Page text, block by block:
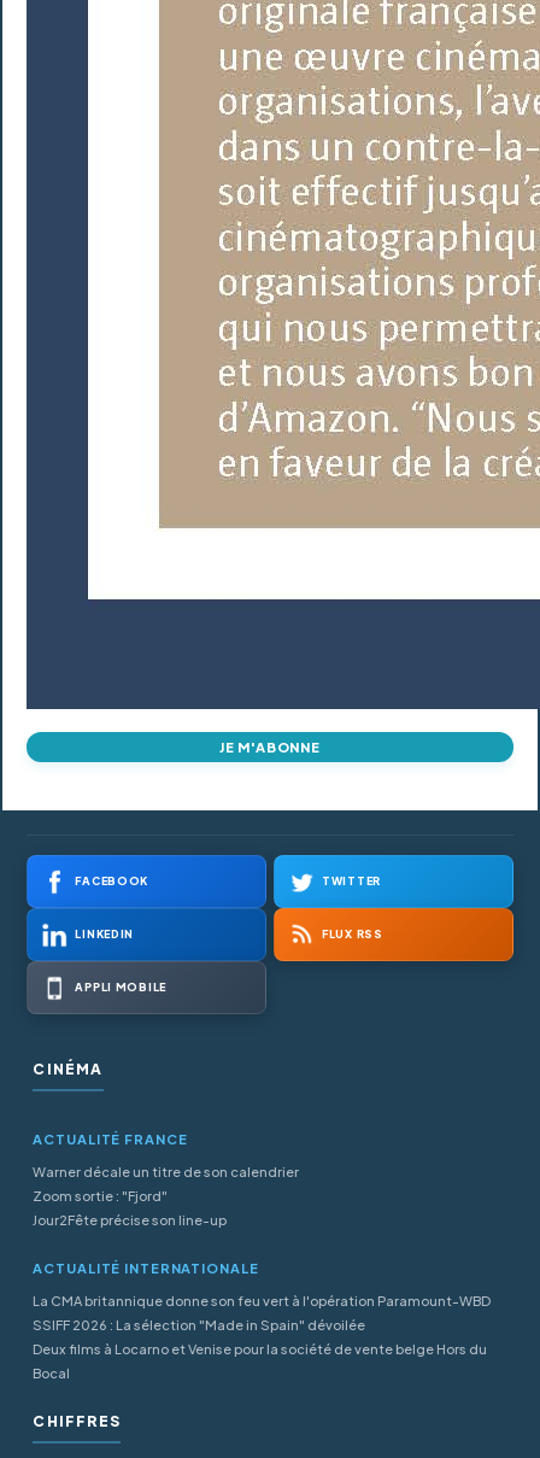
JE M'ABONNE
FACEBOOK TWITTER
LINKEDIN FLUX RSS
APPLI MOBILE
CINÉMA
ACTUALITÉ FRANCE
Warner décale un titre de son calendrier
Zoom sortie : "Fjord"
Jour2Fête précise son line-up
ACTUALITÉ INTERNATIONALE
La CMA britannique donne son feu vert à l'opération Paramount-WBD
SSIFF 2026 : La sélection "Made in Spain" dévoilée
Deux films à Locarno et Venise pour la société de vente belge Hors du
Bocal
CHIFFRES